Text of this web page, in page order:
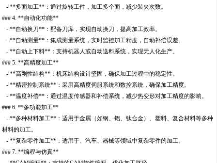
- **多面加工**：通过旋转工件，加工多个面，减少装夹次数。
### 4. **自动化功能**
- **自动换刀**：配备刀库，实现自动换刀，提高加工效率。
- **自动测量**：集成测量系统，实时监控加工精度，自动补偿误差。
- **自动上下料**：支持机器人或自动送料系统，实现无人化生产。
### 5. **高精度加工**
- **高刚性结构**：机床结构设计坚固，确保加工过程中的稳定性。
- **精密控制系统**：采用高精度伺服系统和数控系统，确保加工精度。
- **温度补偿**：通过温度传感器和补偿系统，减少热变形对加工精度的影响。
### 6. **多功能加工**
- **多种材料加工**：适用于金属（如钢、铝、钛合金）、塑料、复合材料等多种
材料的加工。
- **复杂零件加工**：适用于、汽车、器械等领域中复杂零件的加工。
### 7. **编程与仿真**